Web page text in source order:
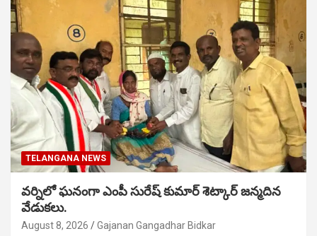
TELANGANA NEWS
వర్నిలో ఘనంగా ఎంపీ సురేష్ కుమార్ శెట్కార్ జన్మదిన
వేడుకలు.
August 8, 2026 Gajanan Gangadhar Bidkar